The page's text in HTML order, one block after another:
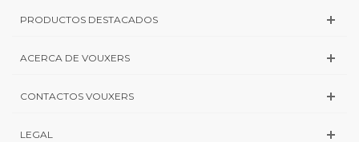
PRODUCTOS DESTACADOS
ACERCA DE VOUXERS
CONTACTOS VOUXERS
LEGAL